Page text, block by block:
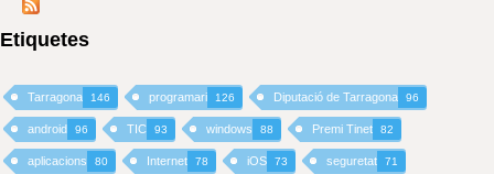
Etiquetes
Tarragona 146 programari 126 Diputació de Tarragona 96
android 96 TIC 93 windows 88 Premi Tinet 82
aplicacions 80 Internet 78 iOS 73 seguretat 71